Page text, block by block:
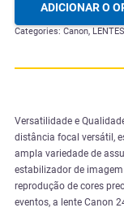
ADICIONAR O
Categories: Canon, LENTES
Versatilidade e
distância focal versátil,
ampla variedade de
estabilizador de
reprodução de cores
eventos, a lente Canon